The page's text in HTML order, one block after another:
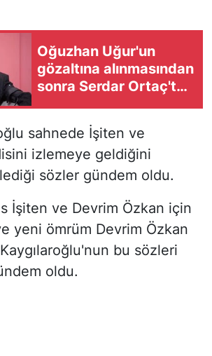
Oğuzhan Uğur'un
gözaltına alınmasından
sonra Serdar Ortaç'tan
İptal edildi
sahnede İşiten ve
izlemeye geldiğini
sözler gündem oldu.
İşiten ve Devrim Özkan için
yeni ömrüm Devrim Özkan
bu sözleri
oldu.